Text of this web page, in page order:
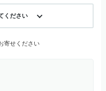
ください
寄せください